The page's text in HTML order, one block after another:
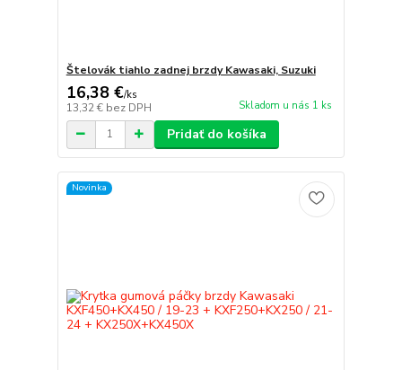
Štelovák tiahlo zadnej brzdy Kawasaki, Suzuki
16,38 €/ks
13,32 € bez DPH Skladom u nás 1 ks
Pridať do košíka
Novinka